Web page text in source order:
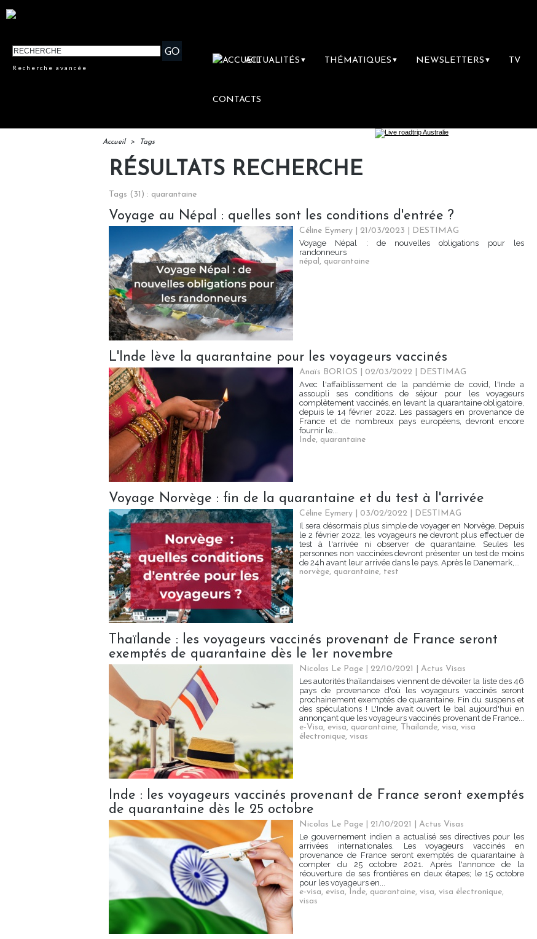
Recherche avancée
ACTUALITÉS ▼ THÉMATIQUES ▼ NEWSLETTERS ▼ TV
CONTACTS
Accueil > Tags
RÉSULTATS RECHERCHE
Tags (31) : quarantaine
Voyage au Népal : quelles sont les conditions d'entrée ?
Céline Eymery | 21/03/2023
DESTIMAG
Voyage Népal : de nouvelles obligations pour les
randonneurs
népal, quarantaine
L'Inde lève la quarantaine pour les voyageurs vaccinés
Anaïs BORIOS | 02/03/2022
DESTIMAG
Avec l'affaiblissement de la pandémie de covid, l'Inde a
assoupli ses conditions de séjour pour les voyageurs
complètement vaccinés, en levant la quarantaine obligatoire,
depuis le 14 février 2022. Les passagers en provenance de
France et de nombreux pays européens, devront encore
fournir le...
Inde, quarantaine
Voyage Norvège : fin de la quarantaine et du test à l'arrivée
Céline Eymery | 03/02/2022
DESTIMAG
Il sera désormais plus simple de voyager en Norvège. Depuis
le 2 février 2022, les voyageurs ne devront plus effectuer de
test à l'arrivée ni observer de quarantaine. Seules les
personnes non vaccinées devront présenter un test de moins
de 24h avant leur arrivée dans le pays. Après le Danemark,...
norvège, quarantaine, test
Thaïlande : les voyageurs vaccinés provenant de France seront
exemptés de quarantaine dès le 1er novembre
Nicolas Le Page | 22/10/2021
Actus Visas
Les autorités thaïlandaises viennent de dévoiler la liste des 46
pays de provenance d'où les voyageurs vaccinés seront
prochainement exemptés de quarantaine. Fin du suspens et
des spéculations ! L'Inde avait ouvert le bal aujourd'hui en
annonçant que les voyageurs vaccinés provenant de France...
e-Visa, evisa, quarantaine, Thailande, visa, visa
électronique, visas
Inde : les voyageurs vaccinés provenant de France seront exemptés
de quarantaine dès le 25 octobre
Nicolas Le Page | 21/10/2021
Actus Visas
Le gouvernement indien a actualisé ses directives pour les
arrivées internationales. Les voyageurs vaccinés en
provenance de France seront exemptés de quarantaine à
compter du 25 octobre 2021. Après l'annonce de la
réouverture de ses frontières en deux étapes; le 15 octobre
pour les voyageurs en...
e-visa, evisa, Inde, quarantaine, visa, visa électronique,
visas